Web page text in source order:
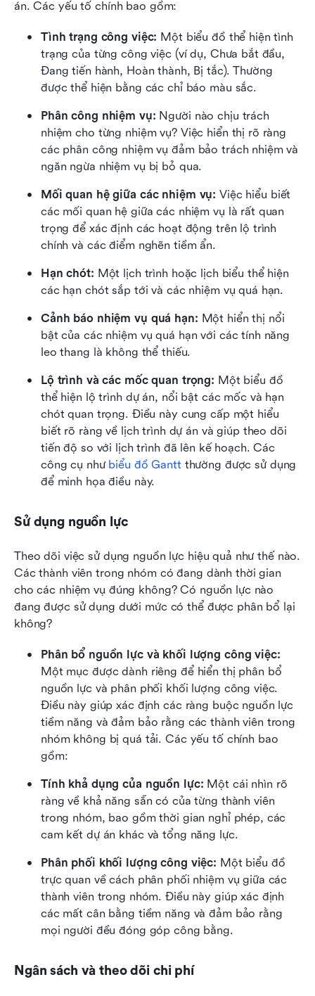
án. Các yếu tố chính bao gồm:
Tình trạng công việc: Một biểu đồ thể hiện tình
trạng của từng công việc (ví dụ, Chưa bắt đầu,
Đang tiến hành, Hoàn thành, Bị tắc). Thường
được thể hiện bằng các chỉ báo màu sắc.
Phân công nhiệm vụ: Người nào chịu trách
nhiệm cho từng nhiệm vụ? Việc hiển thị rõ ràng
các phân công nhiệm vụ đảm bảo trách nhiệm và
ngăn ngừa nhiệm vụ bị bỏ qua.
Mối quan hệ giữa các nhiệm vụ: Việc hiểu biết
các mối quan hệ giữa các nhiệm vụ là rất quan
trọng để xác định các hoạt động trên lộ trình
chính và các điểm nghẽn tiềm ẩn.
Hạn chót: Một lịch trình hoặc lịch biểu thể hiện
các hạn chót sắp tới và các nhiệm vụ quá hạn.
Cảnh báo nhiệm vụ quá hạn: Một hiển thị nổi
bật của các nhiệm vụ quá hạn với các tính năng
leo thang là không thể thiếu.
Lộ trình và các mốc quan trọng: Một biểu đồ
thể hiện lộ trình dự án, nổi bật các mốc và hạn
chót quan trọng. Điều này cung cấp một hiểu
biết rõ ràng về lịch trình dự án và giúp theo dõi
tiến độ so với lịch trình đã lên kế hoạch. Các
công cụ như biểu đồ Gantt thường được sử dụng
để minh họa điều này.
Sử dụng nguồn lực
Theo dõi việc sử dụng nguồn lực hiệu quả như thế nào.
Các thành viên trong nhóm có đang dành thời gian
cho các nhiệm vụ đúng không? Có nguồn lực nào
đang được sử dụng dưới mức có thể được phân bổ lại
không?
Một mục được dành riêng để hiển thị phân bổ
nguồn lực và phân phối khối lượng công việc.
Điều này giúp xác định các ràng buộc nguồn lực
tiềm năng và đảm bảo rằng các thành viên trong
nhóm không bị quá tải. Các yếu tố chính bao
gồm:
Tính khả dụng của nguồn lực: Một cái nhìn rõ
ràng về khả năng sẵn có của từng thành viên
trong nhóm, bao gồm thời gian nghỉ phép, các
cam kết dự án khác và tổng năng lực.
Phân phối khối lượng công việc: Một biểu đồ
trực quan về cách phân phối nhiệm vụ giữa các
thành viên trong nhóm. Điều này giúp xác định
các mất cân bằng tiềm năng và đảm bảo rằng
mọi người đều đóng góp công bằng.
Ngân sách và theo dõi chi phí